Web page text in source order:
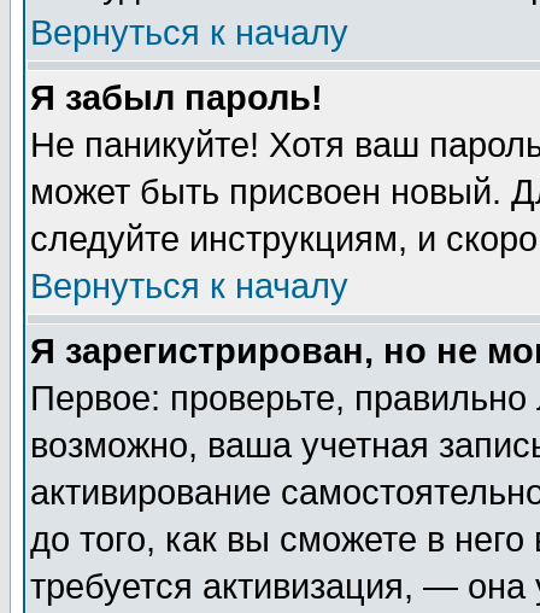
Вернуться к началу
Я забыл пароль!
Не паникуйте! Хотя ваш
может быть присвоен новый.
следуйте инструкциям, и
Вернуться к началу
Я зарегистрирован, но не
Первое: проверьте,
возможно, ваша учетная
активирование
до того, как вы сможете в
требуется активизация, —